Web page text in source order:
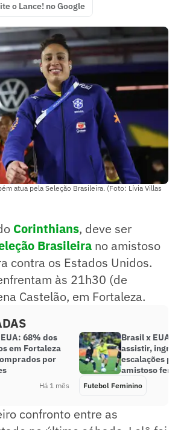
o Lance! no Google
atua pela Seleção Brasileira. (Foto: Lívia Villas
Corinthians, deve ser
Brasileira no amistoso
contra os Estados Unidos.
às 21h30 (de
Castelão, em Fortaleza.
68% dos
em Fortaleza
por
Há 1 mês
Brasil x EUA:
assistir,
escalações
amistoso
Futebol Feminino
confronto entre as